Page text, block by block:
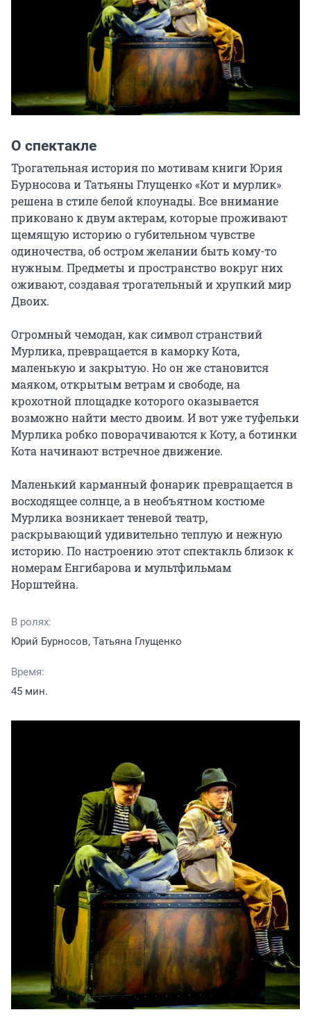
О спектакле
Трогательная история по мотивам книги Юрия
Бурносова и Татьяны Глущенко «Кот и мурлик»
решена в стиле белой клоунады. Все внимание
приковано к двум актерам, которые проживают
щемящую историю о губительном чувстве
одиночества, об остром желании быть кому-то
нужным. Предметы и пространство вокруг них
оживают, создавая трогательный и хрупкий мир
Двоих.
Огромный чемодан, как символ странствий
Мурлика, превращается в каморку Кота,
маленькую и закрытую. Но он же становится
маяком, открытым ветрам и свободе, на
крохотной площадке которого оказывается
возможно найти место двоим. И вот уже туфельки
Мурлика робко поворачиваются к Коту, а ботинки
Кота начинают встречное движение.
Маленький карманный фонарик превращается в
восходящее солнце, а в необъятном костюме
Мурлика возникает теневой театр,
раскрывающий удивительно теплую и нежную
историю. По настроению этот спектакль близок к
номерам Енгибарова и мультфильмам
Норштейна.
В ролях:
Юрий Бурносов, Татьяна Глущенко
Время:
45 мин.